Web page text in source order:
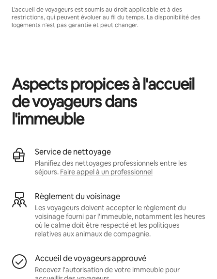
L'accueil de voyageurs est soumis au droit applicable et à des
restrictions, qui peuvent évoluer au fil du temps. La disponibilité des
logements n'est pas garantie et peut changer.
Aspects propices à l'accueil
de voyageurs dans
l'immeuble
Service de nettoyage
Planifiez des nettoyages professionnels entre les
séjours. Faire appel à un professionnel
Règlement du voisinage
Les voyageurs doivent accepter le règlement du
voisinage fourni par l'immeuble, notamment les heures
où le calme doit être respecté et les politiques
relatives aux animaux de compagnie.
Accueil de voyageurs approuvé
Recevez l'autorisation de votre immeuble pour